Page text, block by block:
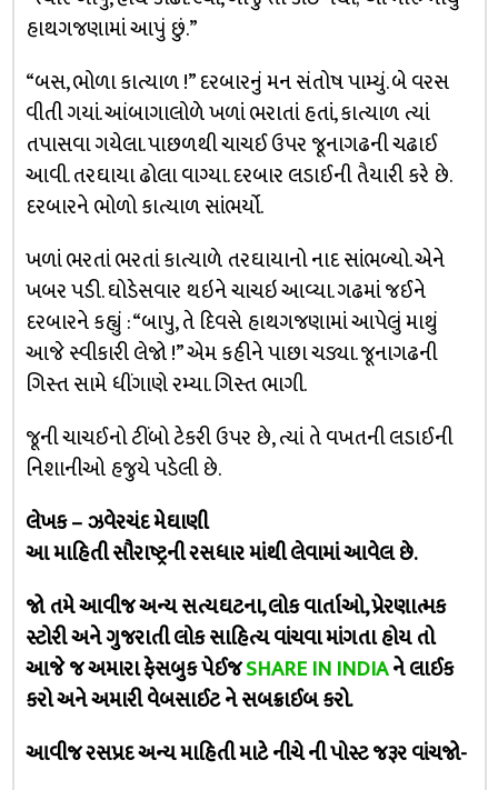
હાથગજણામાં આપું છું.”
“બસ, ભોળા કાત્યાળ !” દરબારનું મન સંતોષ પામ્યું. બે વરસ
વીતી ગયાં. આંબાગાલોળે ખળાં ભરાતાં હતાં, કાત્યાળ ત્યાં
તપાસવા ગયેલા. પાછળથી ચાચઈ ઉપર જૂનાગઢની ચઢાઈ
આવી. તરઘાયા ઢોલા વાગ્યા. દરબાર લડાઈની તૈયારી કરે છે.
દરબારને ભોળો કાત્યાળ સાંભર્યો.
ખળાં ભરતાં ભરતાં કાત્યાળે તરઘાયાનો નાદ સાંભળ્યો. એને
ખબર પડી. ઘોડેસવાર થઇને ચાચઇ આવ્યા. ગઢમાં જઈને
દરબારને કહ્યું : “બાપુ, તે દિવસે હાથગજણામાં આપેલું માથું
આજે સ્વીકારી લેજો !” એમ કહીને પાછા ચડ્યા. જૂનાગઢની
ગિસ્ત સામે ધીંગાણે રમ્યા. ગિસ્ત ભાગી.
જૂની ચાચઈનો ટીંબો ટેકરી ઉપર છે, ત્યાં તે વખતની લડાઈની
નિશાનીઓ હજુયે પડેલી છે.
લેખક – ઝવેરચંદ મેઘાણી
આ માહિતી સૌરાષ્ટ્રની રસધાર માંથી લેવામાં આવેલ છે.
જો તમે આવીજ અન્ય સત્યઘટના, લોક વાર્તાઓ, પ્રેરણાત્મક
સ્ટોરી અને ગુજરાતી લોક સાહિત્ય વાંચવા માંગતા હોય તો
આજે જ અમારા ફેસબુક પેઈજSHARE IN INDIAને લાઈક
કરો અને અમારી વેબસાઈટ ને સબક્રાઈબ કરો.
આવીજ રસપ્રદ અન્ય માહિતી માટે નીચે ની પોસ્ટ જરૂર વાંચજો-